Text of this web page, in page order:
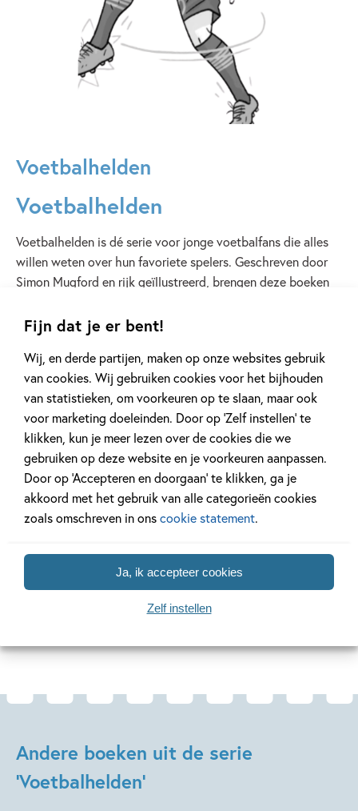
Fijn dat je er bent!
Wij, en derde partijen, maken op onze websites gebruik
van cookies. Wij gebruiken cookies voor het bijhouden
van statistieken, om voorkeuren op te slaan, maar ook
voor marketing doeleinden. Door op ‘Zelf instellen’ te
klikken, kun je meer lezen over de cookies die we
gebruiken op deze website en je voorkeuren aanpassen.
Door op ‘Accepteren en doorgaan’ te klikken, ga je
akkoord met het gebruik van alle categorieën cookies
zoals omschreven in onscookie statement.
Ja, ik accepteer cookies
Zelf instellen
Voetbalhelden
Voetbalhelden
Voetbalhelden is dé serie voor jonge voetbalfans die alles
willen weten over hun favoriete spelers. Geschreven door
Simon Mugford en rijk geïllustreerd, brengen deze boeken
leven. Van hun eerste stappen op het voetbalveld tot de
glorie van volle stadions en legendarische doelpunten –
elke titel geeft een kijkje achter de schermen van hun weg
naar succes.
Ontdek hoe spelers als Messi, Ronaldo, Mbappé en vele
anderen uitgroeiden tot de helden die miljoenen fans
inspireren. Met spannende verhalen, grappige weetjes en
coole illustraties isVoetbalheldenperfect voor beginnende
lezers én echte voetbalfanaten.
alsof je zelf op het veld staat!
Andere boeken uit de serie
'Voetbalhelden'